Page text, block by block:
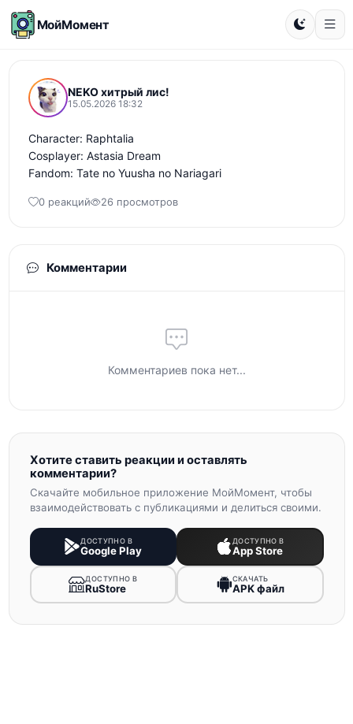
МойМомент
NEKO хитрый лис!
15.05.2026 18:32
Character: Raphtalia
Cosplayer: Astasia Dream
Fandom: Tate no Yuusha no Nariagari
0 реакций 26 просмотров
Комментарии
Комментариев пока нет...
Хотите ставить реакции и оставлять
комментарии?
Скачайте мобильное приложение МойМомент, чтобы
взаимодействовать с публикациями и делиться своими.
ДОСТУПНО В
Google Play
ДОСТУПНО В
App Store
ДОСТУПНО В
RuStore
СКАЧАТЬ
APK файл